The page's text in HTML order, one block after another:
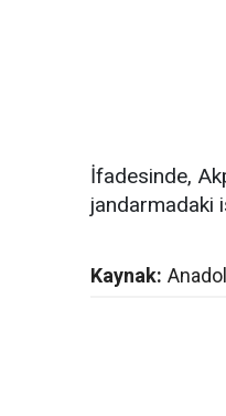
İfadesinde,
jandarmadaki
Kaynak: